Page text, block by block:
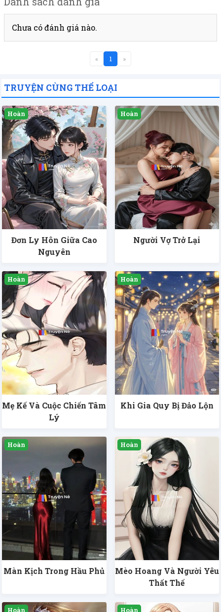
Chưa có đánh giá nào.
« 1 »
TRUYỆN CÙNG THỂ LOẠI
Đơn Ly Hôn Giữa Cao
Nguyên
Người Vợ Trở Lại
Mẹ Kế Và Cuộc Chiến Tâm
Lý
Khi Gia Quy Bị Đảo Lộn
Màn Kịch Trong Hầu Phủ
Mèo Hoang Và Người Yêu
Thất Thế